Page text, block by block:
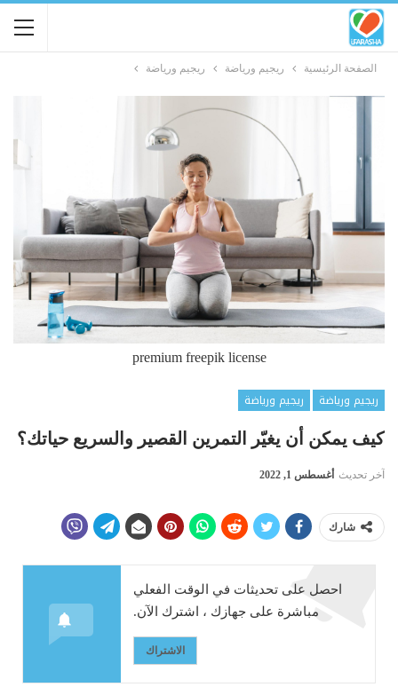
الصفحة الرئيسية ريجيم ورياضة ريجيم ورياضة
premium freepik license
ريجيم ورياضة
ريجيم ورياضة
كيف يمكن أن يغيّر التمرين القصير والسريع حياتك؟
آخر تحديث أغسطس 1, 2022
شارك
احصل على تحديثات في الوقت الفعلي
مباشرة على جهازك ، اشترك الآن.
الاشتراك